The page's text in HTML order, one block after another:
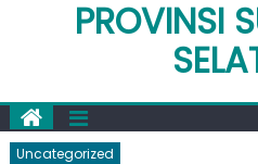
PROVINSI
Uncategorized